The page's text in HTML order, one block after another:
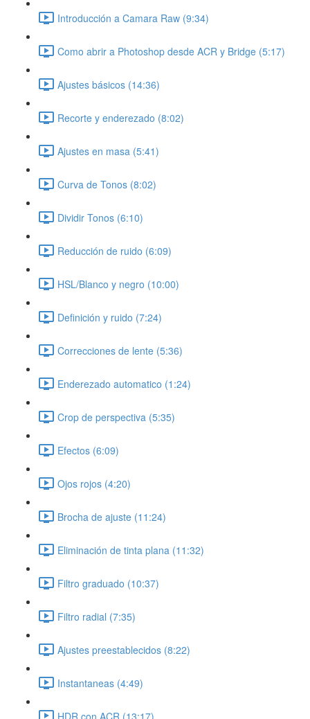
Introducción a Camara Raw (9:34)
Como abrir a Photoshop desde ACR y Bridge (5:17)
Ajustes básicos (14:36)
Recorte y enderezado (8:02)
Ajustes en masa (5:41)
Curva de Tonos (8:02)
Dividir Tonos (6:10)
Reducción de ruido (6:09)
HSL/Blanco y negro (10:00)
Definición y ruido (7:24)
Correcciones de lente (5:36)
Enderezado automatico (1:24)
Crop de perspectiva (5:35)
Efectos (6:09)
Ojos rojos (4:20)
Brocha de ajuste (11:24)
Eliminación de tinta plana (11:32)
Filtro graduado (10:37)
Filtro radial (7:35)
Ajustes preestablecidos (8:22)
Instantaneas (4:49)
HDR con ACR (13:17)